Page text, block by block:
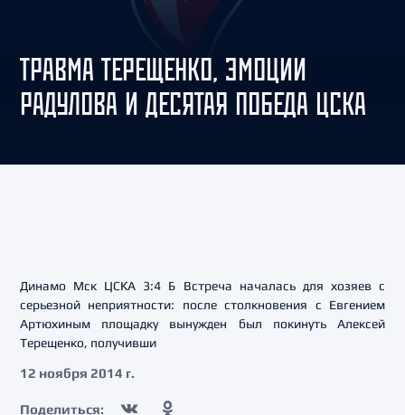
ТРАВМА ТЕРЕЩЕНКО, ЭМОЦИИ
РАДУЛОВА И ДЕСЯТАЯ ПОБЕДА ЦСКА
Динамо Мск ЦСКА 3:4 Б Встреча началась для хозяев с
серьезной неприятности: после столкновения с Евгением
Артюхиным площадку вынужден был покинуть Алексей
Терещенко, получивши
12 ноября 2014 г.
Поделиться: